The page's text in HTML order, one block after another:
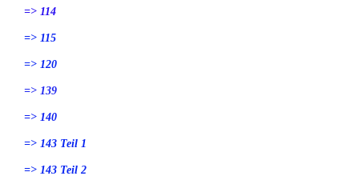
=> 114
=> 115
=> 120
=> 139
=> 140
=> 143 Teil 1
=> 143 Teil 2